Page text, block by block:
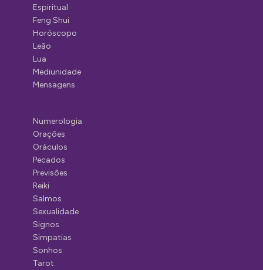
Espiritual
Feng Shui
Horóscopo
Leão
Lua
Mediunidade
Mensagens
Numerologia
Orações
Oráculos
Pecados
Previsões
Reiki
Salmos
Sexualidade
Signos
Simpatias
Sonhos
Tarot